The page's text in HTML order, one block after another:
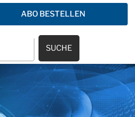
ABO BESTELLEN
SUCHE